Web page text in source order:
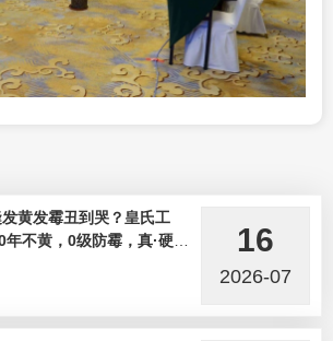
发黄发霉丑到哭？皇氏工
年不黄，0级防霉，真·硬核
16
2026-07